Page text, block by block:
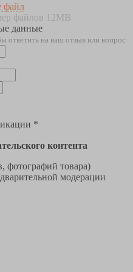
файл
файлов 12MB
данные
ответить на ваш отзыв или вопрос
*
контента
фотографий товара)
модерации